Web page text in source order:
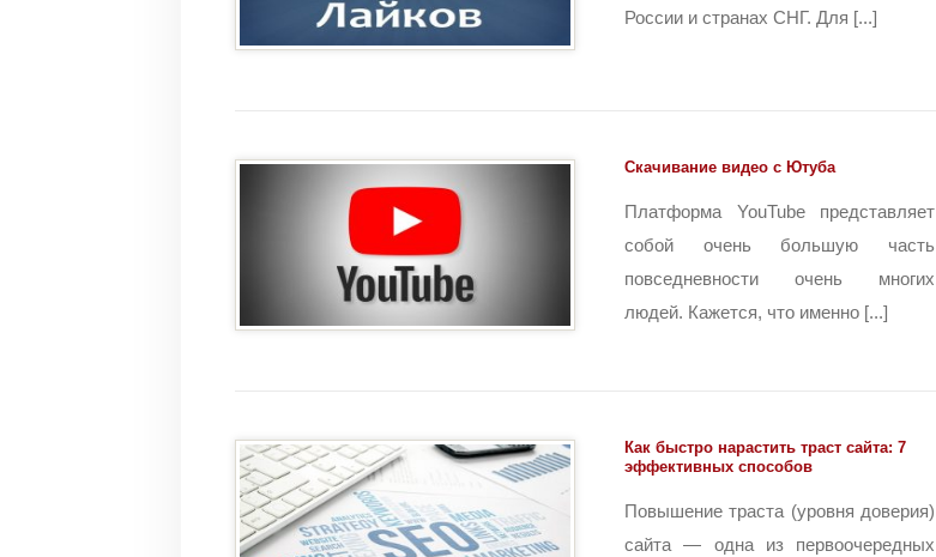
России и странах СНГ. Для [...]
Скачивание видео с Ютуба
Платформа YouTube представляет
собой очень большую часть
повседневности очень многих
людей. Кажется, что именно [...]
Как быстро нарастить траст сайта: 7
эффективных способов
Повышение траста (уровня доверия)
сайта — одна из первоочередных